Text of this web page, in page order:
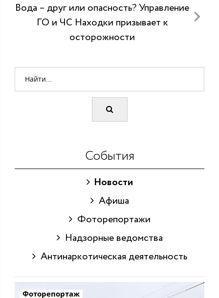
Вода – друг или опасность? Управление
ГО и ЧС Находки призывает к
осторожности
События
Новости
Афиша
Фоторепортажи
Надзорные ведомства
Антинаркотическая деятельность
Фоторепортаж